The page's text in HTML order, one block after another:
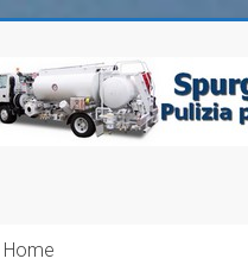
Home